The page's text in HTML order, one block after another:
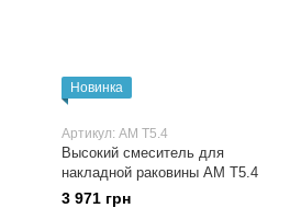
Новинка
Артикул: AM T5.4
Высокий смеситель для
накладной раковины AM T5.4
3 971 грн